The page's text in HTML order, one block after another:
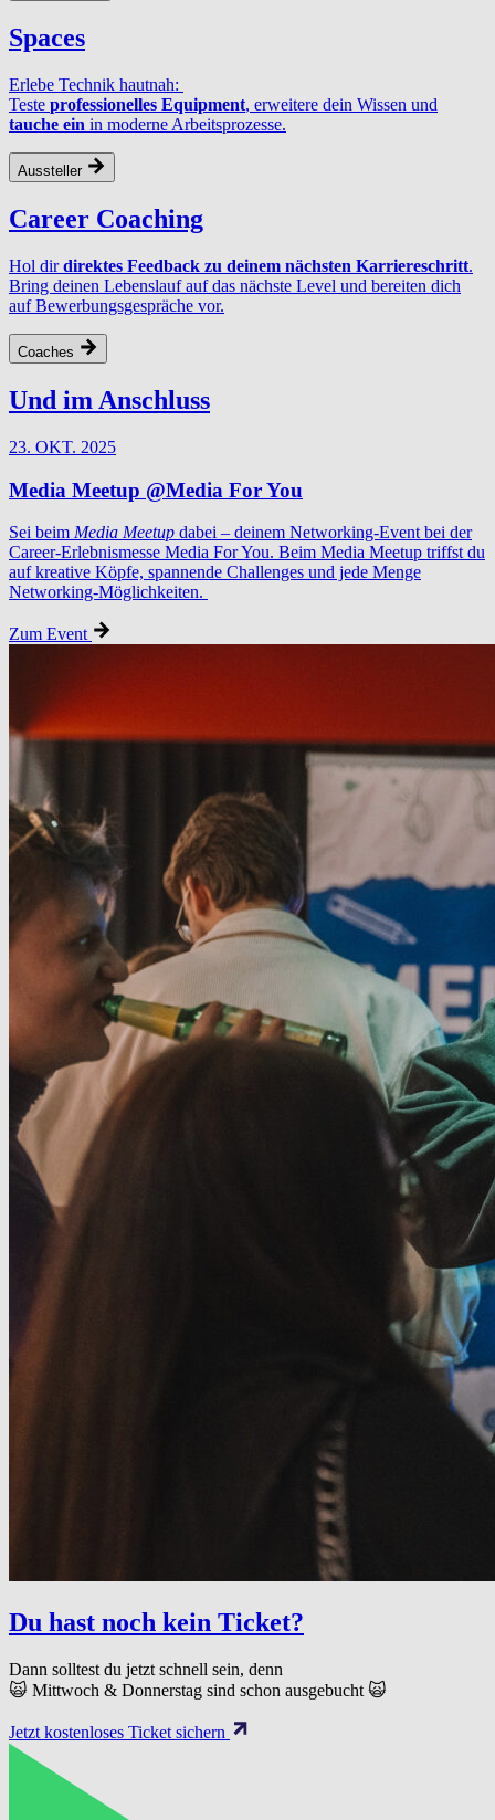
Spaces
Erlebe Technik hautnah:
Teste professionelles Equipment, erweitere dein Wissen und
tauche ein in moderne Arbeitsprozesse.
Aussteller
Career Coaching
Hol dirdirektes Feedback zu deinem nächsten Karriereschritt.
Bring deinen Lebenslauf auf das nächste Level und bereiten dich
auf Bewerbungsgespräche vor.
Coaches
Und im Anschluss
23. OKT. 2025
Media Meetup @Media For You
Sei beim Media Meetup dabei – deinem Networking-Event bei der
Career-Erlebnismesse Media For You. Beim Media Meetup triffst du
auf kreative Köpfe, spannende Challenges und jede Menge
Networking-Möglichkeiten.
Zum Event
Du hast noch kein Ticket?
Dann solltest du jetzt schnell sein, denn
🙀 Mittwoch & Donnerstag sind schon ausgebucht 🙀
Jetzt kostenloses Ticket sichern